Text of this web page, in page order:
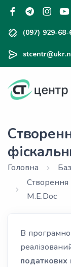
(097) 929-68-
Головна
Створення
M.E.Doc
В
податкових